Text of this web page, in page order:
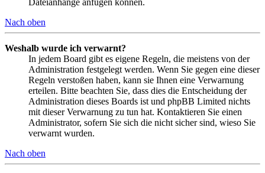
Nach oben
Weshalb wurde ich verwarnt?
In jedem Board gibt es eigene Regeln, die meistens von der
Administration festgelegt werden. Wenn Sie gegen eine dieser
Regeln verstoßen haben, kann sie Ihnen eine Verwarnung
erteilen. Bitte beachten Sie, dass dies die Entscheidung der
Administration dieses Boards ist und phpBB Limited nichts
mit dieser Verwarnung zu tun hat. Kontaktieren Sie einen
Administrator, sofern Sie sich die nicht sicher sind, wieso Sie
verwarnt wurden.
Nach oben